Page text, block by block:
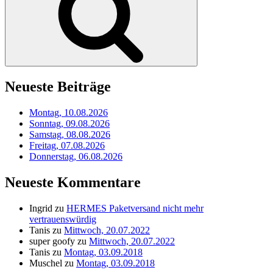
Neueste Beiträge
Montag, 10.08.2026
Sonntag, 09.08.2026
Samstag, 08.08.2026
Freitag, 07.08.2026
Donnerstag, 06.08.2026
Neueste Kommentare
Ingrid zu HERMES Paketversand nicht mehr
vertrauenswürdig
Tanis zu Mittwoch, 20.07.2022
super goofy zu Mittwoch, 20.07.2022
Tanis zu Montag, 03.09.2018
Muschel zu Montag, 03.09.2018